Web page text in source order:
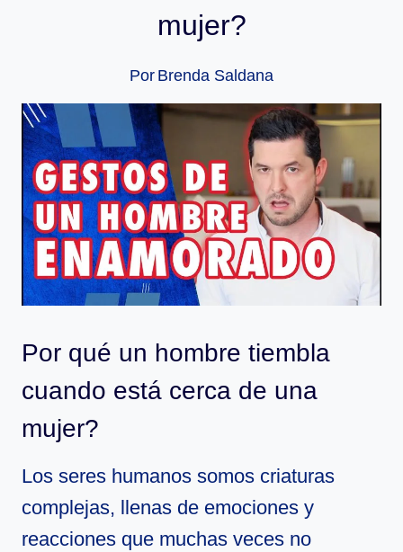
mujer?
Por Brenda Saldana
Por qué un hombre tiembla
cuando está cerca de una
mujer?
Los seres humanos somos criaturas
complejas, llenas de emociones y
reacciones que muchas veces no